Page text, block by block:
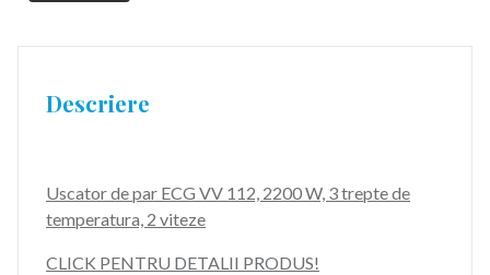
Descriere
Uscator de par ECG VV 112, 2200 W, 3 trepte de
temperatura, 2 viteze
CLICK PENTRU DETALII PRODUS!